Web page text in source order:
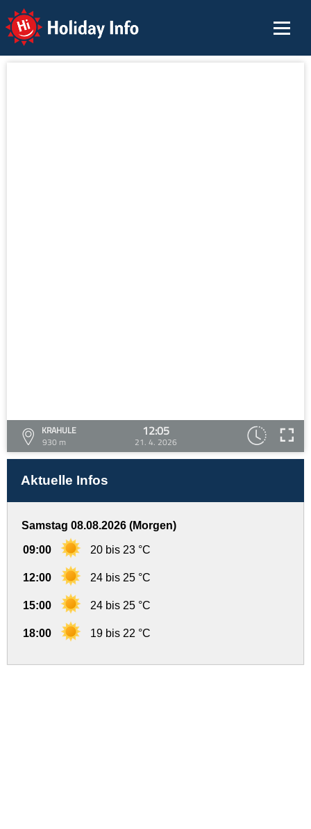
Holiday Info
KRAHULE
930 m
12:05
21. 4. 2026
Aktuelle Infos
Samstag 08.08.2026 (Morgen)
09:00 20 bis 23 °C
12:00 24 bis 25 °C
15:00 24 bis 25 °C
18:00 19 bis 22 °C